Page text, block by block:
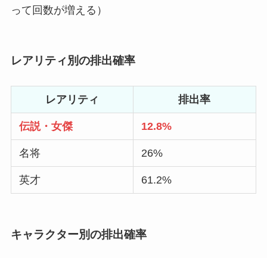
って回数が増える）
レアリティ別の排出確率
レアリティ 排出率
伝説・女傑 12.8%
名将 26%
英才 61.2%
キャラクター別の排出確率